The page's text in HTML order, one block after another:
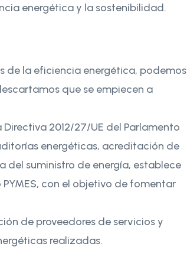
energética y la sostenibilidad.
de la eficiencia energética, podemos
que se empiecen a
2012/27/UE del Parlamento
energéticas, acreditación de
del suministro de energía, establece
con el objetivo de fomentar
de proveedores de servicios y
realizadas.